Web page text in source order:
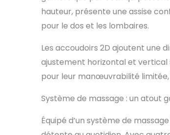
hauteur, présente une assise
pour le dos et les lombaires.
Les accoudoirs 2D ajoutent une
ajustement horizontal et vertical
pour leur manœuvrabilité
Système de massage : un atout
Équipé d’un système de